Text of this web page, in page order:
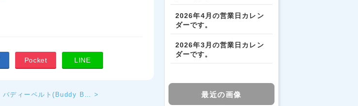
Pocket LINE
バディーベルト(Buddy B… >
2026年4月の営業日カレン
ダーです。
2026年3月の営業日カレン
ダーです。
最近の画像